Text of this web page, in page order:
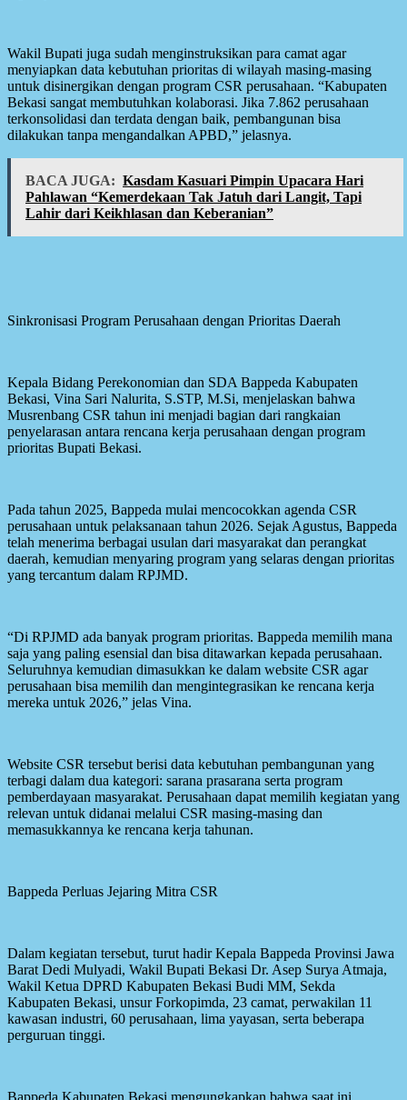
Wakil Bupati juga sudah menginstruksikan para camat agar
menyiapkan data kebutuhan prioritas di wilayah masing-masing
untuk disinergikan dengan program CSR perusahaan. “Kabupaten
Bekasi sangat membutuhkan kolaborasi. Jika 7.862 perusahaan
terkonsolidasi dan terdata dengan baik, pembangunan bisa
dilakukan tanpa mengandalkan APBD,” jelasnya.
BACA JUGA: Kasdam Kasuari Pimpin Upacara Hari
Pahlawan “Kemerdekaan Tak Jatuh dari Langit, Tapi
Lahir dari Keikhlasan dan Keberanian”
Sinkronisasi Program Perusahaan dengan Prioritas Daerah
Kepala Bidang Perekonomian dan SDA Bappeda Kabupaten
Bekasi, Vina Sari Nalurita, S.STP, M.Si, menjelaskan bahwa
Musrenbang CSR tahun ini menjadi bagian dari rangkaian
penyelarasan antara rencana kerja perusahaan dengan program
prioritas Bupati Bekasi.
Pada tahun 2025, Bappeda mulai mencocokkan agenda CSR
perusahaan untuk pelaksanaan tahun 2026. Sejak Agustus, Bappeda
telah menerima berbagai usulan dari masyarakat dan perangkat
daerah, kemudian menyaring program yang selaras dengan prioritas
yang tercantum dalam RPJMD.
“Di RPJMD ada banyak program prioritas. Bappeda memilih mana
saja yang paling esensial dan bisa ditawarkan kepada perusahaan.
Seluruhnya kemudian dimasukkan ke dalam website CSR agar
perusahaan bisa memilih dan mengintegrasikan ke rencana kerja
mereka untuk 2026,” jelas Vina.
Website CSR tersebut berisi data kebutuhan pembangunan yang
terbagi dalam dua kategori: sarana prasarana serta program
pemberdayaan masyarakat. Perusahaan dapat memilih kegiatan yang
relevan untuk didanai melalui CSR masing-masing dan
memasukkannya ke rencana kerja tahunan.
Bappeda Perluas Jejaring Mitra CSR
Dalam kegiatan tersebut, turut hadir Kepala Bappeda Provinsi Jawa
Barat Dedi Mulyadi, Wakil Bupati Bekasi Dr. Asep Surya Atmaja,
Wakil Ketua DPRD Kabupaten Bekasi Budi MM, Sekda
Kabupaten Bekasi, unsur Forkopimda, 23 camat, perwakilan 11
kawasan industri, 60 perusahaan, lima yayasan, serta beberapa
perguruan tinggi.
Bappeda Kabupaten Bekasi mengungkapkan bahwa saat ini